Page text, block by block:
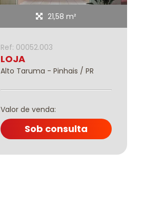
21,58 m²
Ref: 00052.003
LOJA
Alto Taruma - Pinhais / PR
Valor de venda:
Sob consulta